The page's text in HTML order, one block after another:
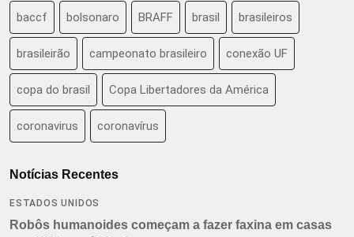
baccf bolsonaro BRAFF brasil brasileiros
brasileirão campeonato brasileiro conexão UF
copa do brasil Copa Libertadores da América
coronavirus coronavírus
Notícias Recentes
ESTADOS UNIDOS
Robôs humanoides começam a fazer faxina em casas